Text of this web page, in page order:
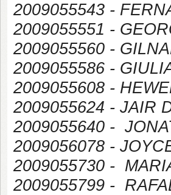
2009055543 -
2009055551 -
2009055560 -
2009055586 -
2009055608 -
2009055624 - JAIR
2009055640 -
2009056078 -
2009055730 -
2009055799 -